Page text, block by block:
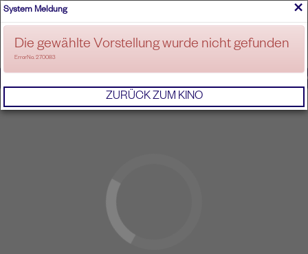
ANMELDEN
×
System Meldung
Die gewählte Vorstellung wurde nicht gefunden
ErrorNo. 270083
ZURÜCK ZUM KINO